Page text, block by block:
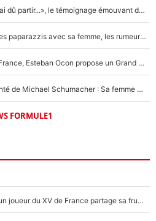
F1 : « Je lui ai fait un câlin, puis j’ai dû partir...», le témoignage émouvant de Max Verstappen sur sa fille
F1 : Charles Leclerc surpris par les paparazzis avec sa femme, les rumeurs étaient vraies !
Comme pour le final du Tour de France, Esteban Ocon propose un Grand Prix de Formule 1 à Paris : «Autour de l’Arc de Triomphe, ce serait génial» !
Nouvelle rumeur autour de la santé de Michael Schumacher : Sa femme Corinna sort du silence
FORMULE1
Mis de côté par Fabien Galthié, un joueur du XV de France partage sa frustration : «ils ne me l’ont pas dit tout de suite»